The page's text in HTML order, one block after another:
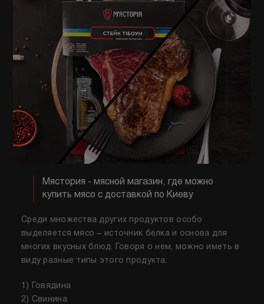
Мястория - мясной магазин, где можно
купить мясо с доставкой по Киеву
Среди множества других продуктов особо
выделяется мясо – источник белка и основа для
многих вкусных блюд. Говоря о нем, можно иметь в
виду разные типы этого продукта:
1) Говядина
2) Свинина